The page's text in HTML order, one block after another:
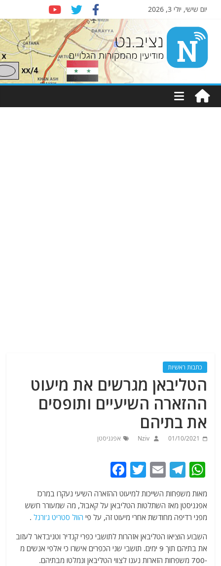
יום שישי, יולי 3, 2026
Nziv.net
מודיעין
מהמקורות
כתבות ראשיות
הטליבאן מגרשים את מיעוט
ההזארה השיעיים ותופסים
את בתיהם
01/10/2021
Nziv אפגניסטן
W
at
s
A
p
T
e
g
ra
m
E
m
ai
l
T
itt
er
c
e
b
o
מאות משפחות השייכות למיעוט ההזארה השיעי נעקרו במרכז
אפגניסטן מאז השתלטות הטליבאן על קאבול, מה שמעורר חשש
מפני רדיפה מחודשת אחרי מיעוט זה, על פי הוול סטריט ג'ורנל .
השבוע הוציאו הטליבאן אזהרות לתושבי כפרי קנדיר וטגיבדאר לעזוב
את בתיהם תוך 9 ימים. תושבי שני הכפרים אישרו כי אלפי אנשים מ
-700 משפחות הזארות נענו לצווי הטליבאן ונמלטו מבתיהם.